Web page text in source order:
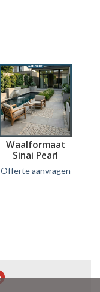
Waalformaat
Sinai Pearl
20x5x5 cm
gezoet en
Offerte aanvragen